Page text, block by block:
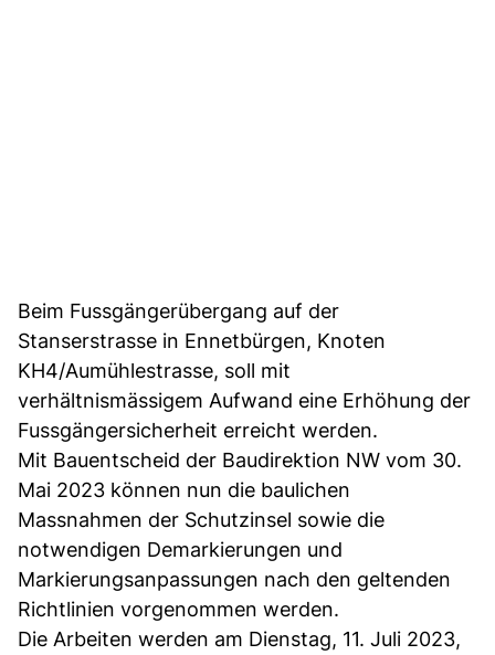
Beim Fussgängerübergang auf der
Stanserstrasse in Ennetbürgen, Knoten
KH4/Aumühlestrasse, soll mit
verhältnismässigem Aufwand eine Erhöhung der
Fussgängersicherheit erreicht werden.
Mit Bauentscheid der Baudirektion NW vom 30.
Mai 2023 können nun die baulichen
Massnahmen der Schutzinsel sowie die
notwendigen Demarkierungen und
Markierungsanpassungen nach den geltenden
Richtlinien vorgenommen werden.
Die Arbeiten werden am Dienstag, 11. Juli 2023,